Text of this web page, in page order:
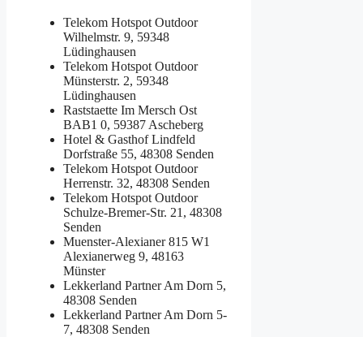
Telekom Hotspot Outdoor
Wilhelmstr. 9, 59348
Lüdinghausen
Telekom Hotspot Outdoor
Münsterstr. 2, 59348
Lüdinghausen
Raststaette Im Mersch Ost
BAB1 0, 59387 Ascheberg
Hotel & Gasthof Lindfeld
Dorfstraße 55, 48308 Senden
Telekom Hotspot Outdoor
Herrenstr. 32, 48308 Senden
Telekom Hotspot Outdoor
Schulze-Bremer-Str. 21, 48308
Senden
Muenster-Alexianer 815 W1
Alexianerweg 9, 48163
Münster
Lekkerland PartnerAm Dorn 5,
48308 Senden
Lekkerland PartnerAm Dorn 5-
7, 48308 Senden